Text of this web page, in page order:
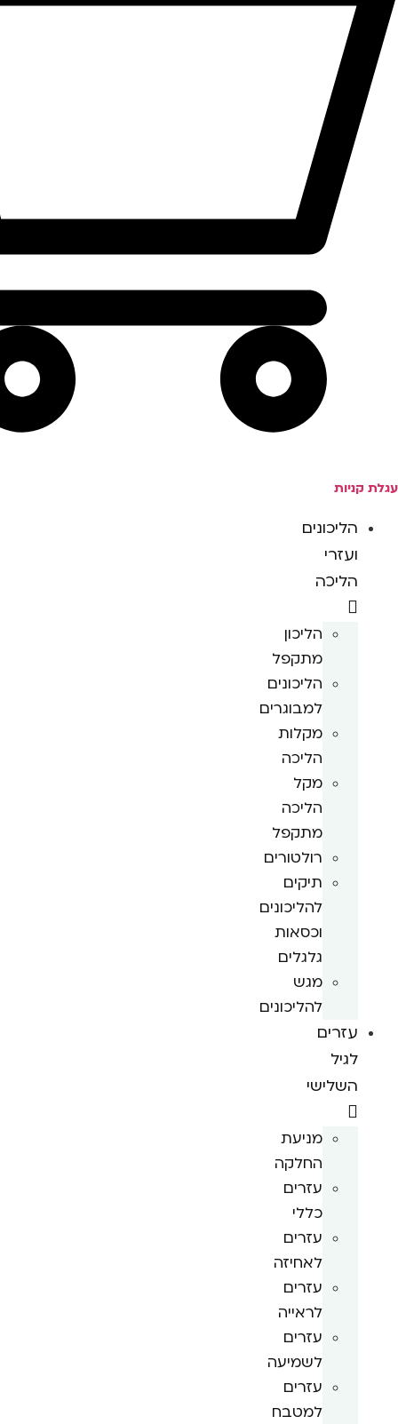
עגלת קניות
הליכונים
ועזרי
הליכה
הליכון
מתקפל
הליכונים
למבוגרים
מקלות
הליכה
מקל
הליכה
מתקפל
רולטורים
תיקים
להליכונים
וכסאות
גלגלים
מגש
להליכונים
עזרים
לגיל
השלישי
מניעת
החלקה
עזרים
כללי
עזרים
לאחיזה
עזרים
לראייה
עזרים
לשמיעה
עזרים
למטבח